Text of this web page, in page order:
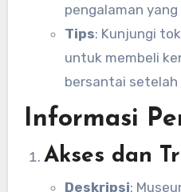
pengalaman
Tips: Kunjungi
untuk membeli
bersantai setelah
Informasi
Akses dan
Deskripsi: